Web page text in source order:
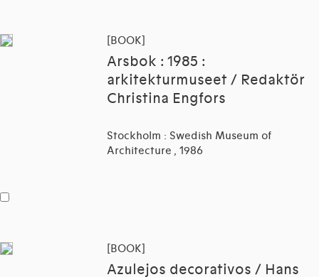
[BOOK]
Arsbok : 1985 :
arkitekturmuseet / Redaktör
Christina Engfors
Stockholm : Swedish Museum of
Architecture , 1986
[BOOK]
Azulejos decorativos / Hans